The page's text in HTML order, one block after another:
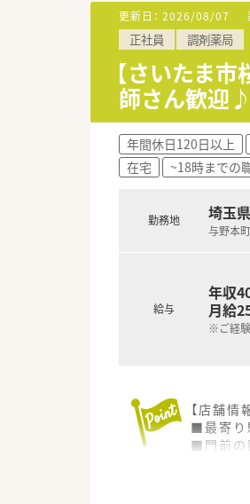
【想定さ
■今回は
■一般
■将来的
【職場環
■フラッ
■「青春
■一人ひ
更新日： 2026/08/07
正社員 調剤薬局
【さいたま
師さん歓迎♪
年間休日120日以上
在宅
~18時までの
勤務地 埼玉
与野本
給与
年収
月給
※ご経験
【店舗情
■最寄り
■門前の